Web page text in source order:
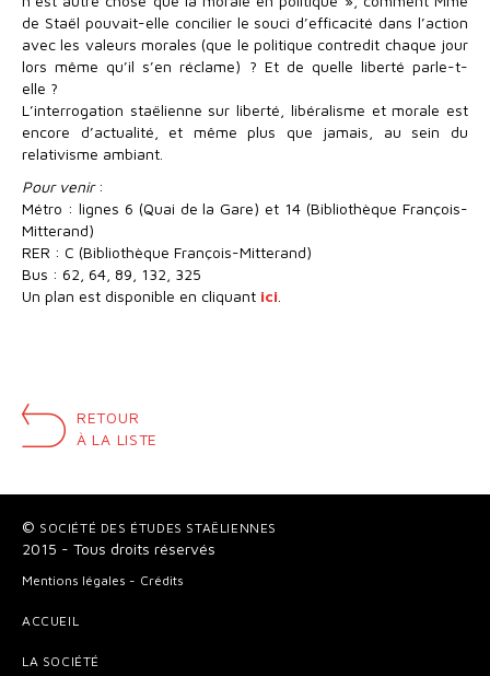
RETOUR
À LA LISTE
de Staël pouvait-elle concilier le souci d’efficacité dans l’action
avec les valeurs morales (que le politique contredit chaque jour
lors même qu’il s’en réclame) ? Et de quelle liberté parle-t-
elle ?
L’interrogation staëlienne sur liberté, libéralisme et morale est
encore d’actualité, et même plus que jamais, au sein du
relativisme ambiant.
Pour venir:
Métro : lignes 6 (Quai de la Gare) et 14 (Bibliothèque François-
Mitterand)
RER : C (Bibliothèque François-Mitterand)
Bus : 62, 64, 89, 132, 325
Un plan est disponible en cliquant ici
© SOCIÉTÉ DES ÉTUDES STAËLIENNES
2015 - Tous droits réservés
Mentions légales Crédits
ACCUEIL
LA SOCIÉTÉ